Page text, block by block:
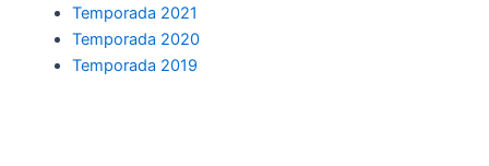
Temporada 2021
Temporada 2020
Temporada 2019